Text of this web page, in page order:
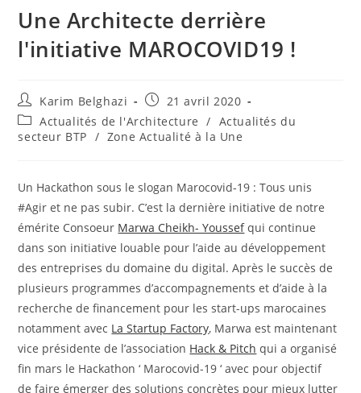
Une Architecte derrière
l'initiative MAROCOVID19 !
Karim Belghazi
21 avril 2020
Actualités de l'Architecture
/ Actualités du
secteur BTP / Zone Actualité à la Une
Un Hackathon sous le slogan Marocovid-19 : Tous unis
#Agir et ne pas subir. C’est la dernière initiative de notre
émérite Consoeur Marwa Cheikh- Youssefqui continue
dans son initiative louable pour l’aide au développement
des entreprises du domaine du digital. Après le succès de
plusieurs programmes d’accompagnements et d’aide à la
recherche de financement pour les start-ups marocaines
notamment avec La Startup Factory, Marwa est maintenant
vice présidente de l’association Hack & Pitch qui a organisé
fin mars le Hackathon ‘ Marocovid-19 ‘ avec pour objectif
de faire émerger des solutions concrètes pour mieux lutter